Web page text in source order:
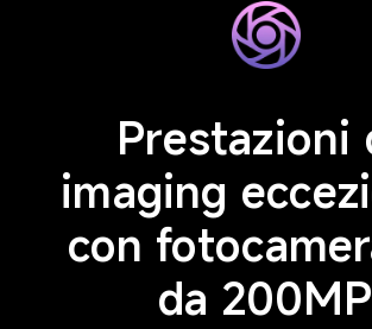
Prestazioni
imaging
con
da 200MP